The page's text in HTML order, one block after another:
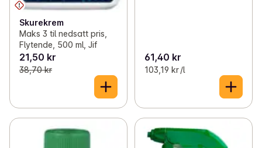
Skurekrem
Maks 3 til nedsatt pris,
Flytende, 500 ml, Jif
21,50 kr
38,70 kr
61,40 kr
103,19 kr /l